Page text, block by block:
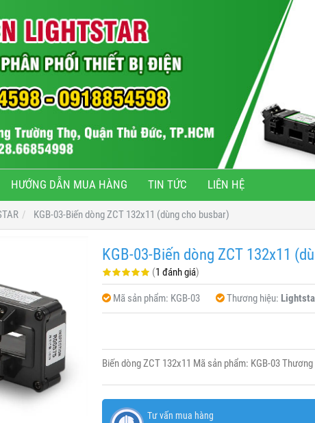
HƯỚNG DẪN MUA HÀNG TIN TỨC LIÊN HỆ
KGB-03-Biến dòng ZCT 132x11 (dùng cho busbar)
KGB-03-Biến dòng ZCT 132x11
(1 đánh giá)
Mã sản phẩm: KGB-03 Thương hiệu:
Biến dòng ZCT 132x11 Mã sản phẩm: KGB-03
Tư vấn mua hàng